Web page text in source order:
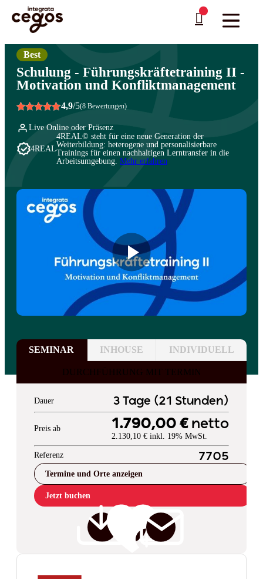
Skip to main content
Sie sind hier:Startseite
Professionelle Weiterbildung & Schulungen in Deutschland
>Management und Leadership
Best
Schulung - Führungskräftetraining II -
Motivation und Konfliktmanagement
4,9/5(8 Bewertungen)
Live Online oder Präsenz
4REAL
4REAL© steht für eine neue Generation der
Weiterbildung: heterogene und personalisierbare
Trainings für einen nachhaltigen Lerntransfer in die
Arbeitsumgebung. Mehr erfahren
SEMINAR INHOUSE INDIVIDUELL
DURCHFÜHRUNG MIT TERMIN
Dauer 3 Tage (21 Stunden)
Preis ab 1.790,00 € netto
2.130,10 € inkl. 19% MwSt.
Referenz 7705
Termine und Orte anzeigen
Jetzt buchen